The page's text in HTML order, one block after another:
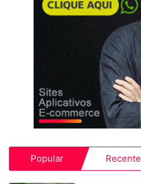
Popular Recente